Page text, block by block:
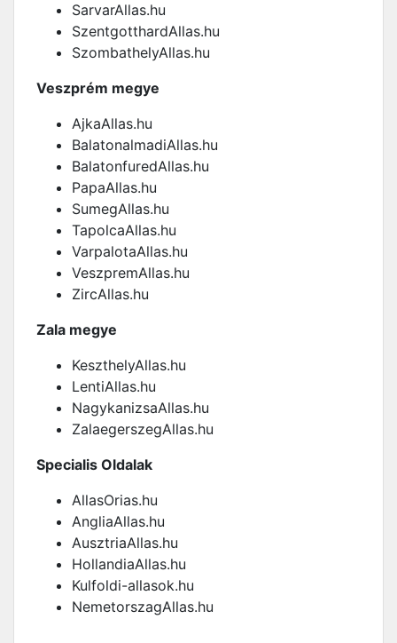
SarvarAllas.hu
SzentgotthardAllas.hu
SzombathelyAllas.hu
Veszprém megye
AjkaAllas.hu
BalatonalmadiAllas.hu
BalatonfuredAllas.hu
PapaAllas.hu
SumegAllas.hu
TapolcaAllas.hu
VarpalotaAllas.hu
VeszpremAllas.hu
ZircAllas.hu
Zala megye
KeszthelyAllas.hu
LentiAllas.hu
NagykanizsaAllas.hu
ZalaegerszegAllas.hu
Specialis Oldalak
AllasOrias.hu
AngliaAllas.hu
AusztriaAllas.hu
HollandiaAllas.hu
Kulfoldi-allasok.hu
NemetorszagAllas.hu